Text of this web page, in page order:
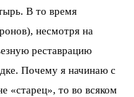
В то время
несмотря на
реставрацию
Почему я начинаю с
«старец», то во всяком